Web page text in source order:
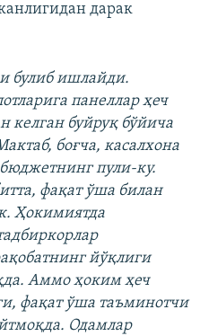
дарак
булиб ишлайди.
панеллар ҳеч
келган буйруқ бўйича
боғча, касалхона
пули-ку.
фақат ўша билан
Ҳокимиятда
йўқлиги
Аммо ҳоким ҳеч
фақат ўша таъминотчи
Одамлар